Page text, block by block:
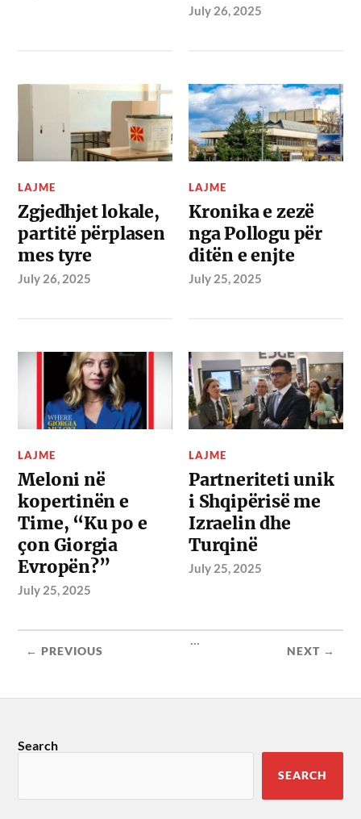
July 26, 2025
LAJME
Zgjedhjet lokale,
partitë përplasen
mes tyre
July 26, 2025
LAJME
Kronika e zezë
nga Pollogu për
ditën e enjte
July 25, 2025
LAJME
Meloni në
kopertinën e
Time, “Ku po e
çon Giorgia
Evropën?”
July 25, 2025
LAJME
Partneriteti unik
i Shqipërisë me
Izraelin dhe
Turqinë
July 25, 2025
← PREVIOUS
...
NEXT →
Search
SEARCH